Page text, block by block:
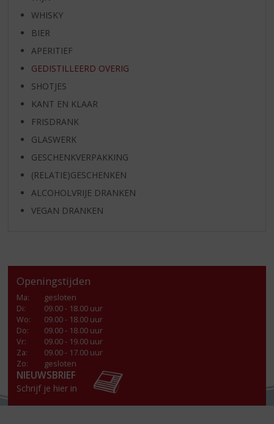
WHISKY
BIER
APERITIEF
GEDISTILLEERD OVERIG
SHOTJES
KANT EN KLAAR
FRISDRANK
GLASWERK
GESCHENKVERPAKKING
(RELATIE)GESCHENKEN
ALCOHOLVRIJE DRANKEN
VEGAN DRANKEN
Openingstijden
Ma:
gesloten
Di:
09.00 - 18.00 uur
Wo:
09.00 - 18.00 uur
Do:
09.00 - 18.00 uur
Vr:
09.00 - 19.00 uur
Za:
09.00 - 17.00 uur
Zo:
gesloten
NIEUWSBRIEF
Schrijf je hier in